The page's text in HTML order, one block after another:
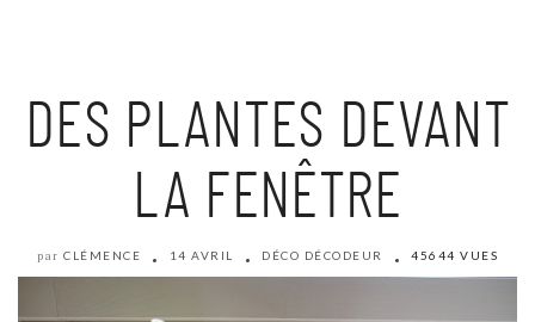
DES PLANTES DEVANT
LA FENÊTRE
par CLÉMENCE 14 AVRIL DÉCO DÉCODEUR 45644 VUES